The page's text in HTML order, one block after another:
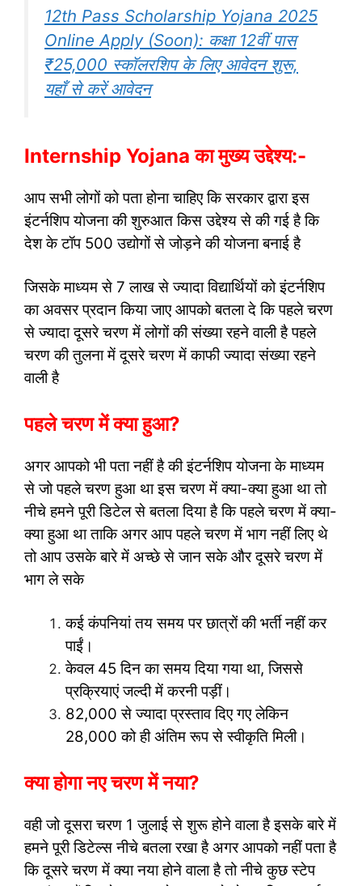
12th Pass Scholarship Yojana 2025
Online Apply (Soon): कक्षा 12वीं पास
₹25,000 स्कॉलरशिप के लिए आवेदन शुरू,
यहाँ से करें आवेदन
Internship Yojana का मुख्य उद्देश्य:-
आप सभी लोगों को पता होना चाहिए कि सरकार द्वारा इस
इंटर्नशिप योजना की शुरुआत किस उद्देश्य से की गई है कि
देश के टॉप 500 उद्योगों से जोड़ने की योजना बनाई है
जिसके माध्यम से 7 लाख से ज्यादा विद्यार्थियों को इंटर्नशिप
का अवसर प्रदान किया जाए आपको बतला दे कि पहले चरण
से ज्यादा दूसरे चरण में लोगों की संख्या रहने वाली है पहले
चरण की तुलना में दूसरे चरण में काफी ज्यादा संख्या रहने
वाली है
पहले चरण में क्या हुआ?
अगर आपको भी पता नहीं है की इंटर्नशिप योजना के माध्यम
से जो पहले चरण हुआ था इस चरण में क्या-क्या हुआ था तो
नीचे हमने पूरी डिटेल से बतला दिया है कि पहले चरण में क्या-
क्या हुआ था ताकि अगर आप पहले चरण में भाग नहीं लिए थे
तो आप उसके बारे में अच्छे से जान सके और दूसरे चरण में
भाग ले सके
कई कंपनियां तय समय पर छात्रों की भर्ती नहीं कर
पाईं।
केवल 45 दिन का समय दिया गया था, जिससे
प्रक्रियाएं जल्दी में करनी पड़ीं।
82,000 से ज्यादा प्रस्ताव दिए गए लेकिन
28,000 को ही अंतिम रूप से स्वीकृति मिली।
क्या होगा नए चरण में नया?
वही जो दूसरा चरण 1 जुलाई से शुरू होने वाला है इसके बारे में
हमने पूरी डिटेल्स नीचे बतला रखा है अगर आपको नहीं पता है
कि दूसरे चरण में क्या नया होने वाला है तो नीचे कुछ स्टेप